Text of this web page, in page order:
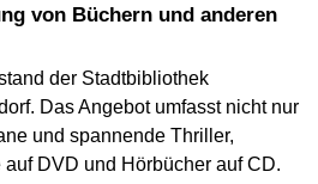
der Stadtbibliothek
Das Angebot umfasst nicht nur
und spannende Thriller,
DVD und Hörbücher auf CD.